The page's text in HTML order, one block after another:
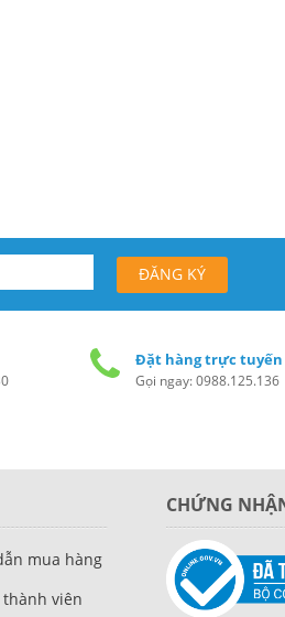
Đặt hàng trực tuyến
Gọi ngay: 0988.125.136
mua hàng
viên
CHỨNG